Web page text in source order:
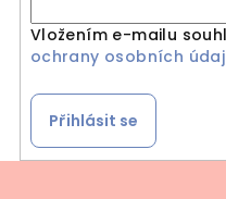
Vložením e-mailu
ochrany osobních
Přihlásit se